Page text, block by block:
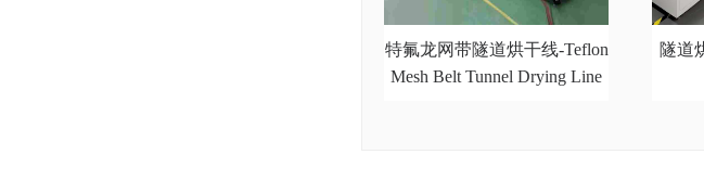
特氟龙网带隧道烘干线-Teflon
Mesh Belt Tunnel Drying Line
隧道